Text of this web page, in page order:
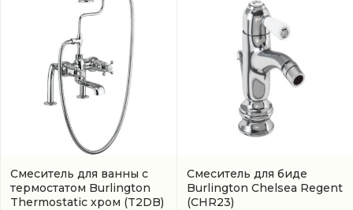
Смеситель для ванны с
термостатом Burlington
Thermostatic хром (T2DB)
Смеситель для биде
Burlington Chelsea Regent
(CHR23)